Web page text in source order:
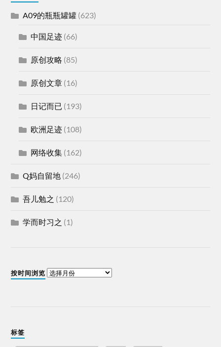
A09的瓶瓶罐罐 (623)
中国足迹 (66)
原创攻略 (85)
原创文章 (16)
日记而已 (193)
欧洲足迹 (108)
网络收集 (162)
Q妈自留地 (246)
吾儿勉之 (120)
学而时习之 (1)
按时间浏览
标签